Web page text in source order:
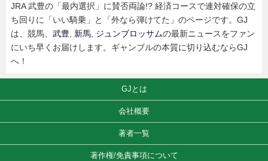
JRA 武豊の「最内選択」に賛否両論!? 経済コースで連対確保の立
ち回りに「いい騎乗」と「外なら弾けてた」のページです。GJ
は、競馬、 武豊 新馬 ジュンブロッサムの最新ニュースをファン
にいち早くお届けします。ギャンブルの本質に切り込むならGJ
へ！
GJとは
会社概要
著者一覧
著作権/免責事項について